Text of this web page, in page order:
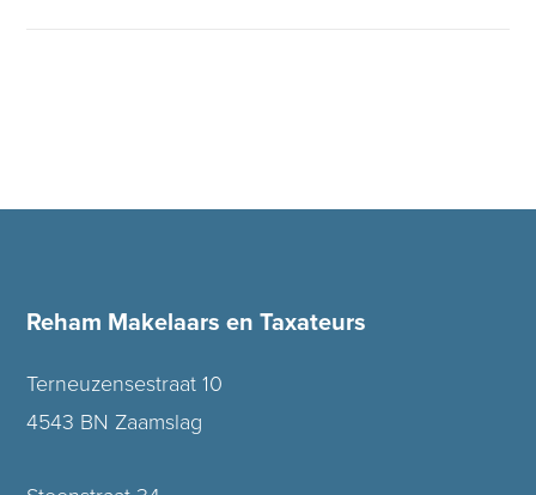
Reham Makelaars en Taxateurs
Terneuzensestraat 10
4543 BN Zaamslag